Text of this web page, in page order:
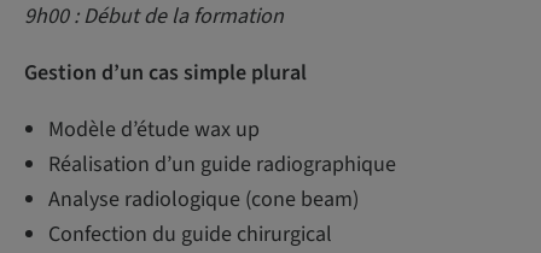
9h00 : Début de la formation
Gestion d’un cas simple plural
Modèle d’étude wax up
Réalisation d’un guide radiographique
Analyse radiologique (cone beam)
Confection du guide chirurgical